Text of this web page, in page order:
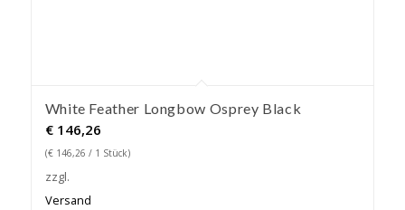
White Feather Longbow Osprey Black
€146,26
(€146,26 / 1 Stück)
zzgl.
Versand